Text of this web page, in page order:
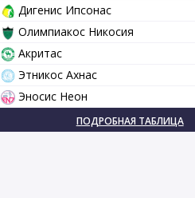
Дигенис Ипсонас
Олимпиакос Никосия
Акритас
Этникос Ахнас
Эносис Неон
ПОДРОБНАЯ ТАБЛИЦА